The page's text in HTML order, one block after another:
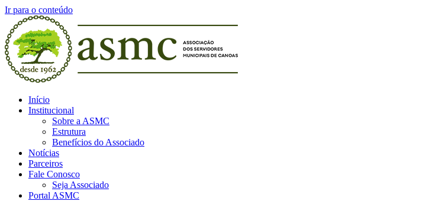
Ir para o conteúdo
Início
Institucional
Sobre a ASMC
Estrutura
Benefícios do Associado
Notícias
Parceiros
Fale Conosco
Seja Associado
Portal ASMC